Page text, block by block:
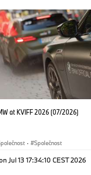
at KVIFF 2026 (07/2026)
· Společnost
Jul 13 17:34:10 CEST 2026